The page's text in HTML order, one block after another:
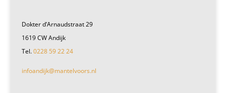
Dokter d’Arnaudstraat 29
1619 CW Andijk
Tel.0228 59 22 24
infoandijk@mantelvoors.nl